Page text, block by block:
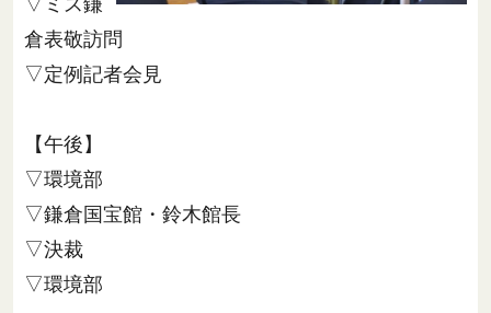
▽ミス鎌
倉表敬訪問
▽定例記者会見
【午後】
▽環境部
▽鎌倉国宝館・鈴木館長
▽決裁
▽環境部